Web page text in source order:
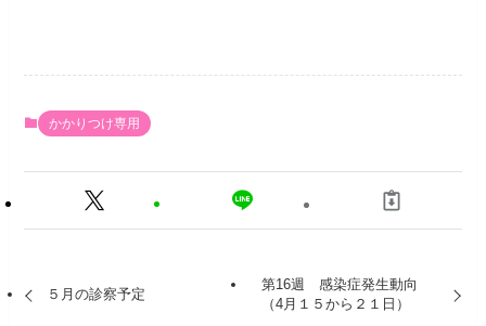
かかりつけ専用
５月の診察予定
第16週 感染症発生動向
（4月１５から２１日）